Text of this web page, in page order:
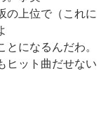
の上位で（これに
になるんだわ。
ヒット曲だせない